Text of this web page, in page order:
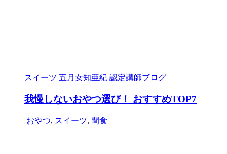
スイーツ 五月女知亜紀 認定講師ブログ
我慢しないおやつ選び！ おすすめTOP7
おやつ, スイーツ, 間食